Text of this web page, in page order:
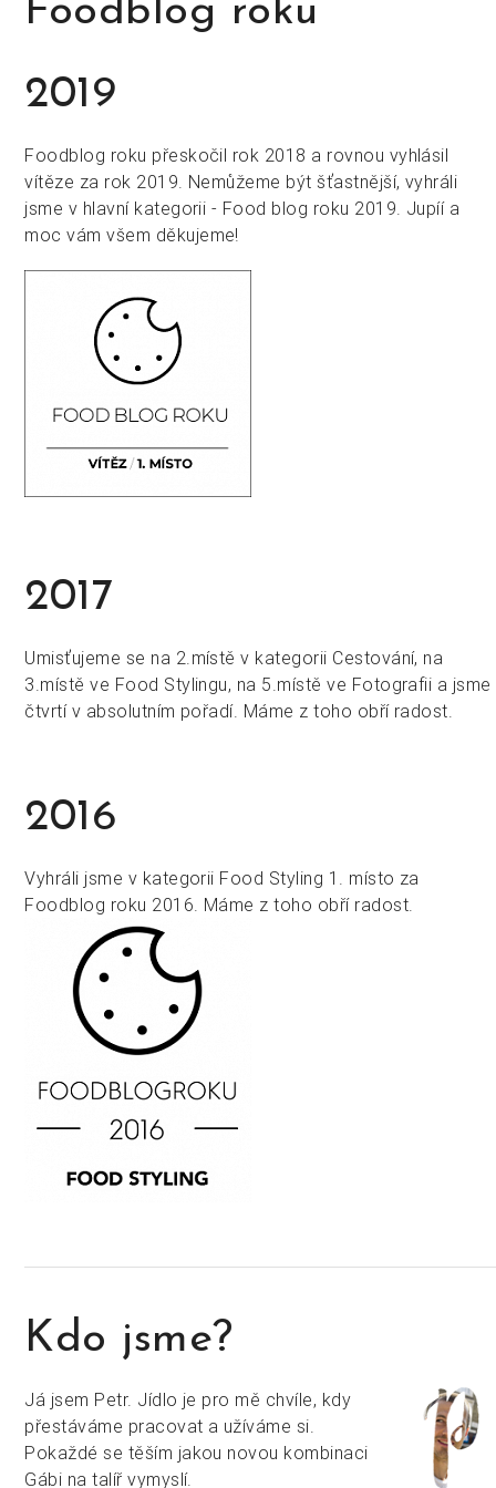
Foodblog roku
2019
Foodblog roku přeskočil rok 2018 a rovnou vyhlásil
vítěze za rok 2019. Nemůžeme být šťastnější, vyhráli
jsme v hlavní kategorii - Food blog roku 2019. Jupíí a
moc vám všem děkujeme!
2017
Umisťujeme se na 2.místě v kategorii Cestování, na
3.místě ve Food Stylingu, na 5.místě ve Fotografii a jsme
čtvrtí v absolutním pořadí. Máme z toho obří radost.
2016
Vyhráli jsme v kategorii Food Styling 1. místo za
Foodblog roku 2016. Máme z toho obří radost.
Kdo jsme?
Já jsem Petr. Jídlo je pro mě chvíle, kdy
přestáváme pracovat a užíváme si.
Pokaždé se těším jakou novou kombinaci
Gábi na talíř vymyslí.